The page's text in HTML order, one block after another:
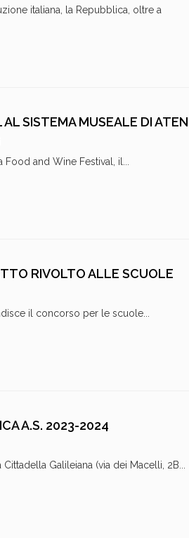
italiana, la Repubblica, oltre a
SISTEMA MUSEALE DI
and Wine Festival, il...
RIVOLTO ALLE SCUOLE
il concorso per le scuole...
A.S. 2023-2024
Galileiana (via dei Macelli, 2B...